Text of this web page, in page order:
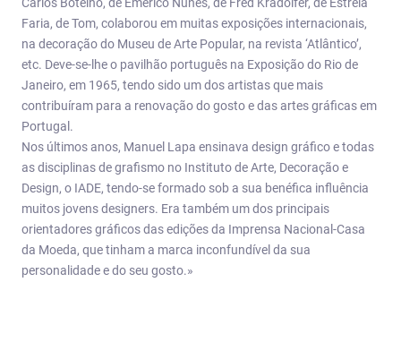
Carlos Botelho, de Emérico Nunes, de Fred Kradolfer, de Estrela
Faria, de Tom, colaborou em muitas exposições internacionais,
na decoração do Museu de Arte Popular, na revista ‘Atlântico’,
etc. Deve-se-lhe o pavilhão português na Exposição do Rio de
Janeiro, em 1965, tendo sido um dos artistas que mais
contribuíram para a renovação do gosto e das artes gráficas em
Portugal.
Nos últimos anos, Manuel Lapa ensinava design gráfico e todas
as disciplinas de grafismo no Instituto de Arte, Decoração e
Design, o IADE, tendo-se formado sob a sua benéfica influência
muitos jovens designers. Era também um dos principais
orientadores gráficos das edições da Imprensa Nacional-Casa
da Moeda, que tinham a marca inconfundível da sua
personalidade e do seu gosto.»